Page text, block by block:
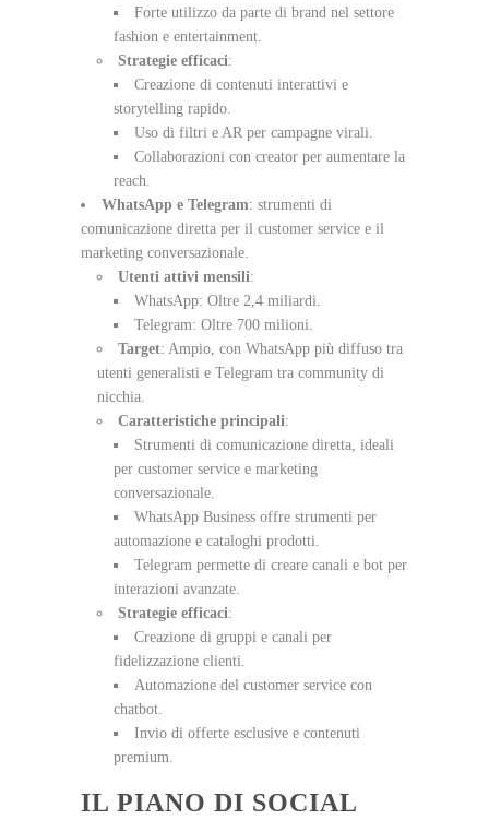
Forte utilizzo da parte di brand nel settore
fashion e entertainment.
Strategie efficaci:
Creazione di contenuti interattivi e
storytelling rapido.
Uso di filtri e AR per campagne virali.
Collaborazioni con creator per aumentare la
reach.
WhatsApp e Telegram: strumenti di
comunicazione diretta per il customer service e il
marketing conversazionale.
Utenti attivi mensili:
WhatsApp: Oltre 2,4 miliardi.
Telegram: Oltre 700 milioni.
Target: Ampio, con WhatsApp più diffuso tra
utenti generalisti e Telegram tra community di
nicchia.
Caratteristiche principali:
Strumenti di comunicazione diretta, ideali
per customer service e marketing
conversazionale.
WhatsApp Business offre strumenti per
automazione e cataloghi prodotti.
Telegram permette di creare canali e bot per
interazioni avanzate.
Strategie efficaci:
Creazione di gruppi e canali per
fidelizzazione clienti.
Automazione del customer service con
chatbot.
Invio di offerte esclusive e contenuti
premium.
IL PIANO DI SOCIAL